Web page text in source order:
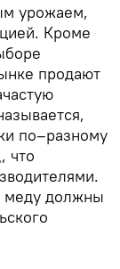
урожаем,
Кроме
продают
по–разному
что
меду должны